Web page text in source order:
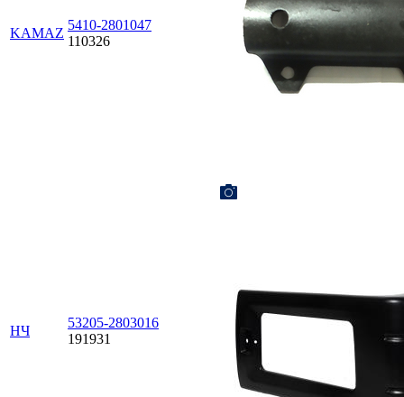
KAMAZ
5410-2801047
110326
НЧ
53205-2803016
191931